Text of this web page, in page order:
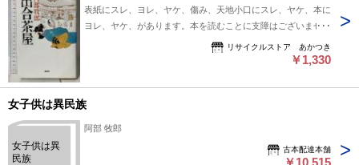
表紙にスレ、ヨレ、ヤケ、傷み、天地小口にスレ、ヤケ、本に
ヨレ、ヤケ、があります。本を読むことに支障はございませ
ん。※注意事項※■商品・状態はコンディションガイドライン
に基づき、判断・出品されております。■付録等の付属品があ
さい。※
リサイクルストア あかつき
￥1,330
女子供は異民族
女子供は異
民族
阿部 牧郎
古本配達本舗